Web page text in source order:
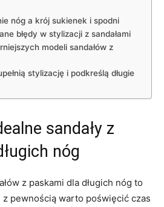
nóg a krój sukienek i spodni
błędy w stylizacji z sandałami
modeli sandałów z
stylizację i podkreślą długie
sandały z
nóg
z paskami dla długich nóg to
z pewnością warto poświęcić czas